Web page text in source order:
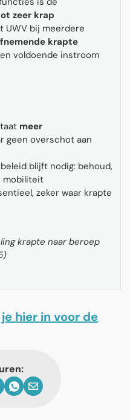
zeer krap
UWV bij meerdere
krapte
voldoende instroom
meer
geen overschot aan
blijft nodig: behoud,
mobiliteit
zeker waar krapte
krapte naar beroep
hier in voor de